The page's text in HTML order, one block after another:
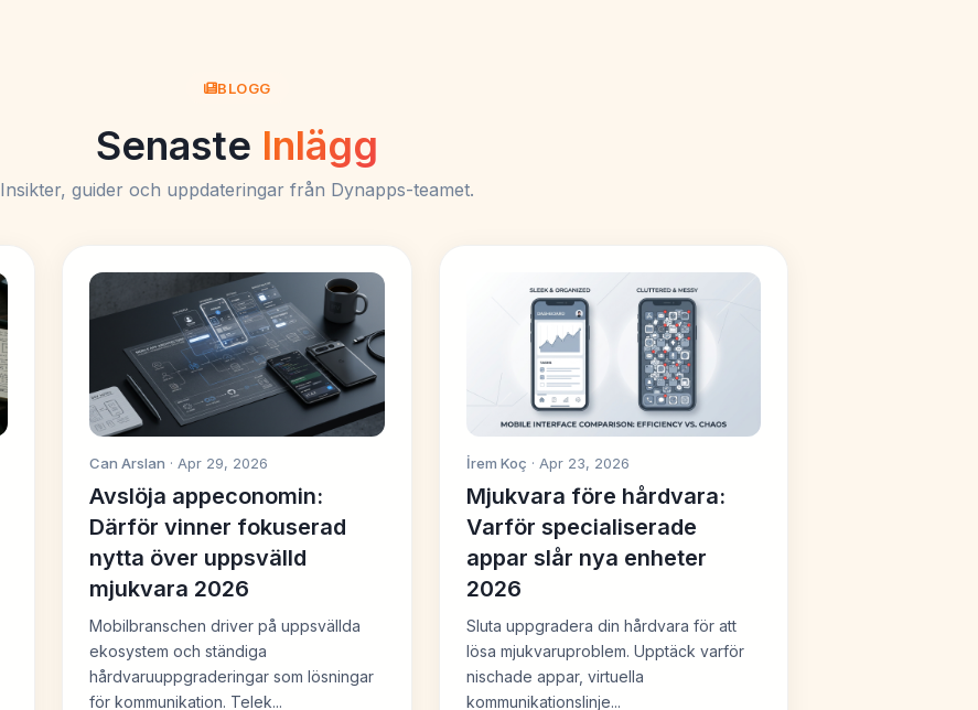
BLOGG
Senaste Inlägg
Insikter, guider och uppdateringar från Dynapps-teamet.
Can Arslan · Apr 29, 2026
Avslöja appeconomin:
Därför vinner fokuserad
nytta över uppsvälld
mjukvara 2026
Mobilbranschen driver på uppsvällda
ekosystem och ständiga
hårdvaruuppgraderingar som lösningar
för kommunikation. Telek...
İrem Koç · Apr 23, 2026
Mjukvara före hårdvara:
Varför specialiserade
appar slår nya enheter
2026
Sluta uppgradera din hårdvara för att
lösa mjukvaruproblem. Upptäck varför
nischade appar, virtuella
kommunikationslinje...